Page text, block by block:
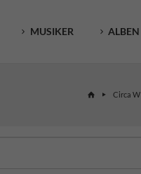
MUSIKER ALBEN
Circa